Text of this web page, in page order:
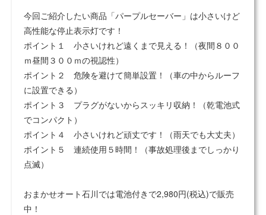
今回ご紹介したい商品「パープルセーバー」は小さいけど
高性能な停止表示灯です！
ポイント１ 小さいけれど遠くまで見える！（夜間８００
ｍ昼間３００ｍの視認性）
ポイント２ 危険を避けて簡単設置！（車の中からルーフ
に設置できる）
ポイント３ プラグがないからスッキリ収納！（乾電池式
でコンパクト）
ポイント４ 小さいけれど頑丈です！（雨天でも大丈夫）
ポイント５ 連続使用５時間！（事故処理後までしっかり
点滅）
おまかせオート石川では電池付きで2,980円(税込)で販売
中！